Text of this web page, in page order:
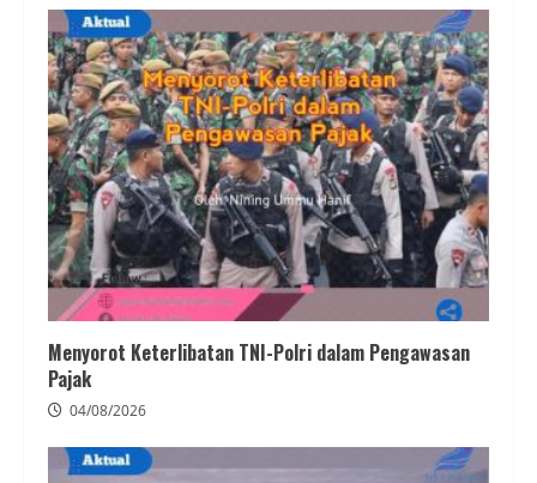
Menyorot Keterlibatan TNI-Polri dalam Pengawasan
Pajak
04/08/2026